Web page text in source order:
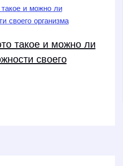
такое и можно ли
своего